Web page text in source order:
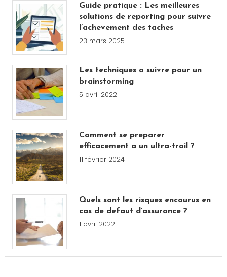
Guide pratique : Les meilleures
solutions de reporting pour suivre
l’achevement des taches
23 mars 2025
Les techniques a suivre pour un
brainstorming
5 avril 2022
Comment se preparer
efficacement a un ultra-trail ?
11 février 2024
Quels sont les risques encourus en
cas de defaut d’assurance ?
1 avril 2022